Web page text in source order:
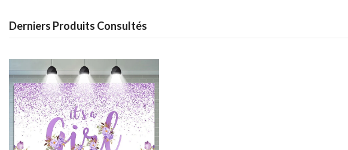
Derniers Produits Consultés